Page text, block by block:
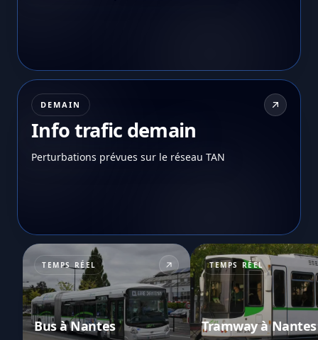
DEMAIN
Info trafic demain
Perturbations prévues sur le réseau TAN
TEMPS RÉEL
Bus à Nantes
TEMPS RÉEL
Tramway à Nantes